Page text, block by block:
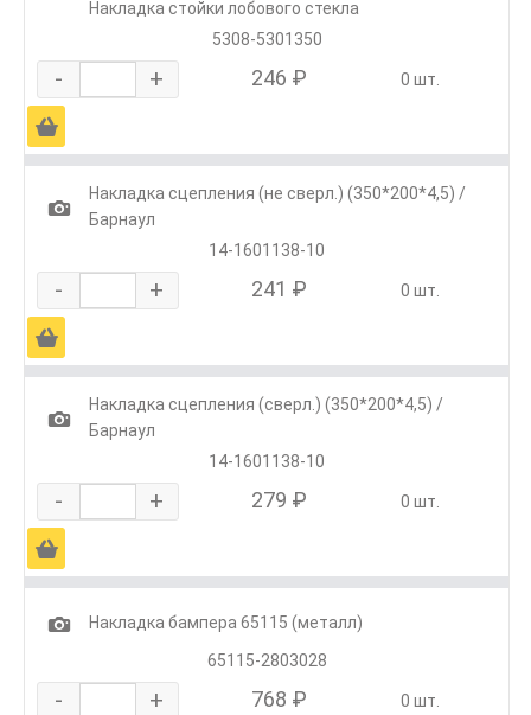
Накладка стойки лобового стекла
5308-5301350
- + 246 ₽ 0 шт.
Ä
1
Накладка сцепления (не сверл.) (350*200*4,5) /
Барнаул
14-1601138-10
- + 241 ₽ 0 шт.
Ä
1
Накладка сцепления (сверл.) (350*200*4,5) /
Барнаул
14-1601138-10
- + 279 ₽ 0 шт.
Ä
1
Накладка бампера 65115 (металл)
65115-2803028
- + 768 ₽ 0 шт.